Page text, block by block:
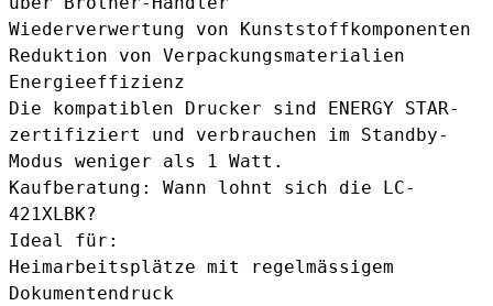
Wiederverwertung von Kunststoffkomponenten
Reduktion von Verpackungsmaterialien
Energieeffizienz
Die kompatiblen Drucker sind ENERGY STAR-
zertifiziert und verbrauchen im Standby-
Modus weniger als 1 Watt.
Kaufberatung: Wann lohnt sich die LC-
421XLBK?
Ideal für:
Heimarbeitsplätze mit regelmässigem
Dokumentendruck